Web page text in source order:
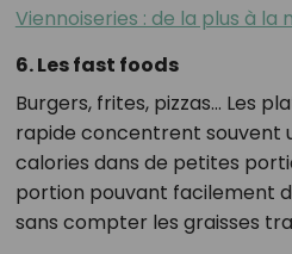
Viennoiseries : de la plus à la
6. Les fast foods
Burgers, frites, pizzas… Les
rapide concentrent souvent
calories dans de petites
portion pouvant facilement
sans compter les graisses